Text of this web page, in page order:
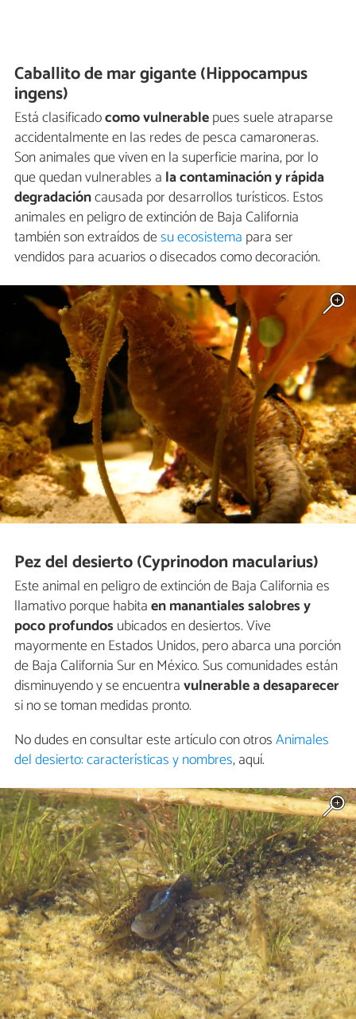
Caballito de mar gigante (Hippocampus
ingens)
Está clasificadocomo vulnerablepues suele atraparse
accidentalmente en las redes de pesca camaroneras.
Son animales que viven en la superficie marina, por lo
que quedan vulnerables a la contaminacióny rápida
degradacióncausada por desarrollos turísticos. Estos
animales en peligro de extinción de Baja California
también son extraídos desu ecosistema para ser
vendidos para acuarios o disecados como decoración.
Pez del desierto (Cyprinodon macularius)
Este animal en peligro de extinción de Baja California es
llamativo porque habitaen manantiales salobres y
poco profundos ubicados en desiertos. Vive
mayormente en Estados Unidos, pero abarca una porción
de Baja California Sur en México. Sus comunidades están
disminuyendo y se encuentravulnerable a desaparecer
si no se toman medidas pronto.
No dudes en consultar este artículo con otrosAnimales
del desierto: características y nombres, aquí.